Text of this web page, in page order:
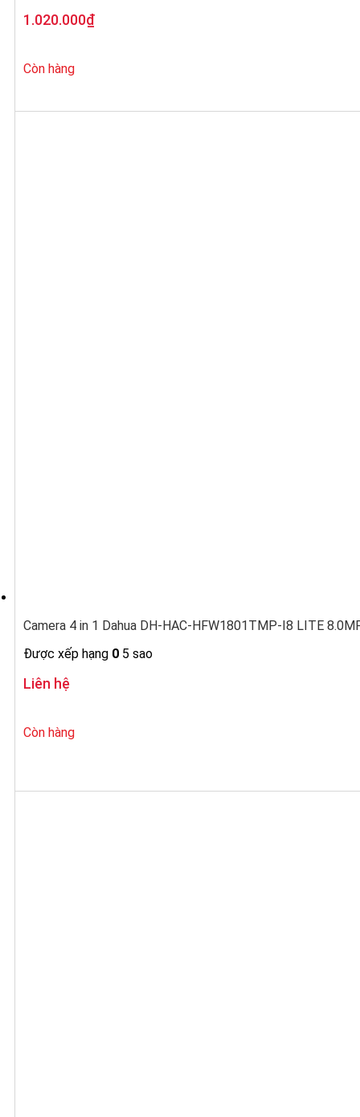
1.020.000₫
Còn hàng
Camera 4 in 1 Dahua DH-HAC-HFW1801TMP-I8 LITE
Được xếp hạng 0 5 sao
Liên hệ
Còn hàng